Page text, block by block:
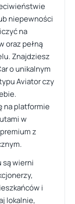
niepewności
na
oraz pełną
Znajdziesz
o unikalnym
Aviator czy
na platformie
w
z
są wierni
i
lokalnie,